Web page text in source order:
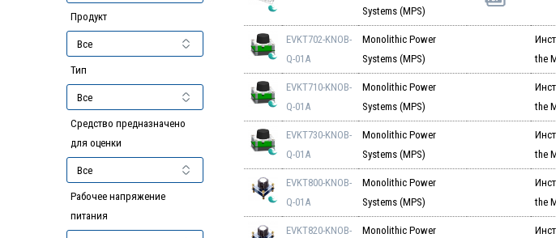
Продукт
Тип
Средство предназначено
для оценки
Рабочее напряжение
питания
Systems (MPS)
EVKT702-KNOB-
Q-01A
Monolithic Power
Systems (MPS)
the
EVKT710-KNOB-
Q-01A
Monolithic Power
Systems (MPS)
the
EVKT730-KNOB-
Q-01A
Monolithic Power
Systems (MPS)
the
EVKT800-KNOB-
Q-01A
Monolithic Power
Systems (MPS)
the
EVKT820-KNOB-
Monolithic Power